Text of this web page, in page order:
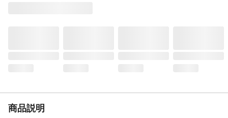
ブランド名
azuma
JANコード
商品説明